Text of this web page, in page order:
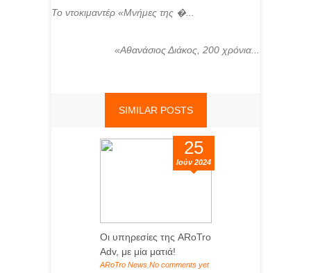
Το ντοκιμαντέρ «Μνήμες της �...
«Αθανάσιος Διάκος, 200 χρόνια...
SIMILAR POSTS
25
Ιούν 2024
Οι υπηρεσίες της ARoTro
Adv, με μία ματιά!
ARoTro News No comments yet